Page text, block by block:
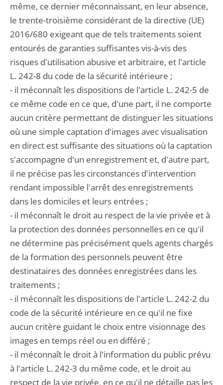
même, ce dernier méconnaissant, en leur absence,
le trente-troisième considérant de la directive (UE)
2016/680 exigeant que de tels traitements soient
entourés de garanties suffisantes vis-à-vis des
risques d'utilisation abusive et arbitraire, et l'article
L. 242-8 du code de la sécurité intérieure ;
- il méconnaît les dispositions de l'article L. 242-5 de
ce même code en ce que, d'une part, il ne comporte
aucun critère permettant de distinguer les situations
où une simple captation d'images avec visualisation
en direct est suffisante des situations où la captation
s'accompagne d'un enregistrement et, d'autre part,
il ne précise pas les circonstances d'intervention
rendant impossible l'arrêt des enregistrements
dans les domiciles et leurs entrées ;
- il méconnaît le droit au respect de la vie privée et à
la protection des données personnelles en ce qu'il
ne détermine pas précisément quels agents chargés
de la formation des personnels peuvent être
destinataires des données enregistrées dans les
traitements ;
- il méconnaît les dispositions de l'article L. 242-2 du
code de la sécurité intérieure en ce qu'il ne fixe
aucun critère guidant le choix entre visionnage des
images en temps réel ou en différé ;
- il méconnaît le droit à l'information du public prévu
à l'article L. 242-3 du même code, et le droit au
respect de la vie privée, en ce qu'il ne détaille pas les